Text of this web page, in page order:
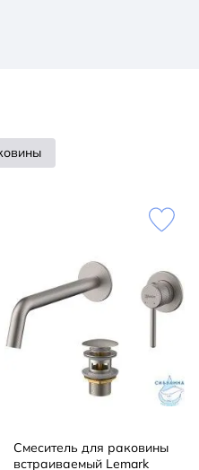
Смеситель для раковины
встраиваемый Lemark